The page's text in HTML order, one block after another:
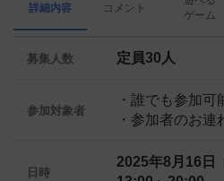
詳細内容 コメント
ゲーム
募集人数 定員30人
参加対象者
・誰でも参加可
・参加者のお連
日時
2025年8月16日